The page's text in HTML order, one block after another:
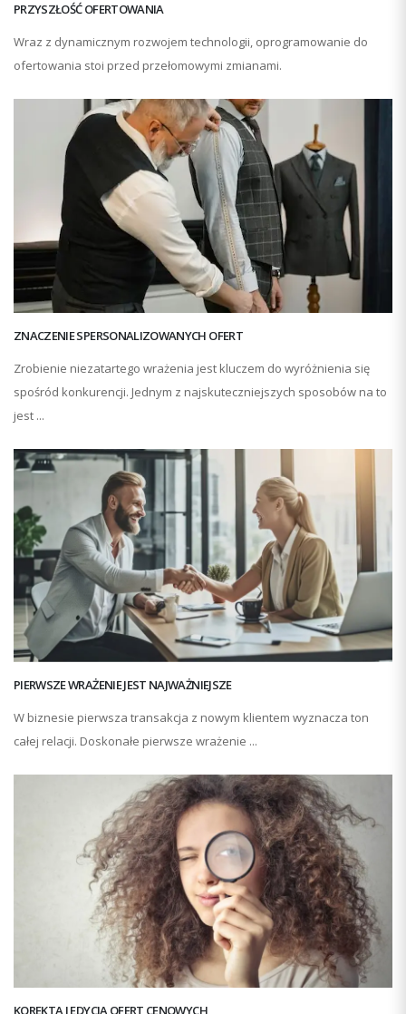
PRZYSZŁOŚĆ OFERTOWANIA
Wraz z dynamicznym rozwojem technologii, oprogramowanie do
ofertowania stoi przed przełomowymi zmianami.
ZNACZENIE SPERSONALIZOWANYCH OFERT
Zrobienie niezatartego wrażenia jest kluczem do wyróżnienia się
spośród konkurencji. Jednym z najskuteczniejszych sposobów na to
jest ...
PIERWSZE WRAŻENIE JEST NAJWAŻNIEJSZE
W biznesie pierwsza transakcja z nowym klientem wyznacza ton
całej relacji. Doskonałe pierwsze wrażenie ...
KOREKTA I EDYCJA OFERT CENOWYCH